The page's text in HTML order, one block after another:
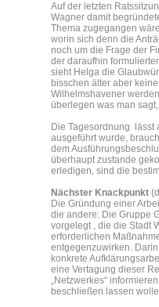
Auf der letzten
Wagner damit
Thema zugegangen
worin sich denn die
noch um die Frage der
der daraufhin
sieht Helga die
bisschen älter aber
Wilhelmshavener
überlegen was man
Die Tagesordnung lässt
ausgeführt wurde,
dem
überhaupt zustande
erledigen, sind die
Nächster Knackpunkt
Die Gründung einer
die andere: Die Gruppe
vorgelegt , die die Stadt
erforderlichen
entgegenzuwirken.
konkrete
eine Vertagung dieser
„Netzwerkes“
beschließen lassen